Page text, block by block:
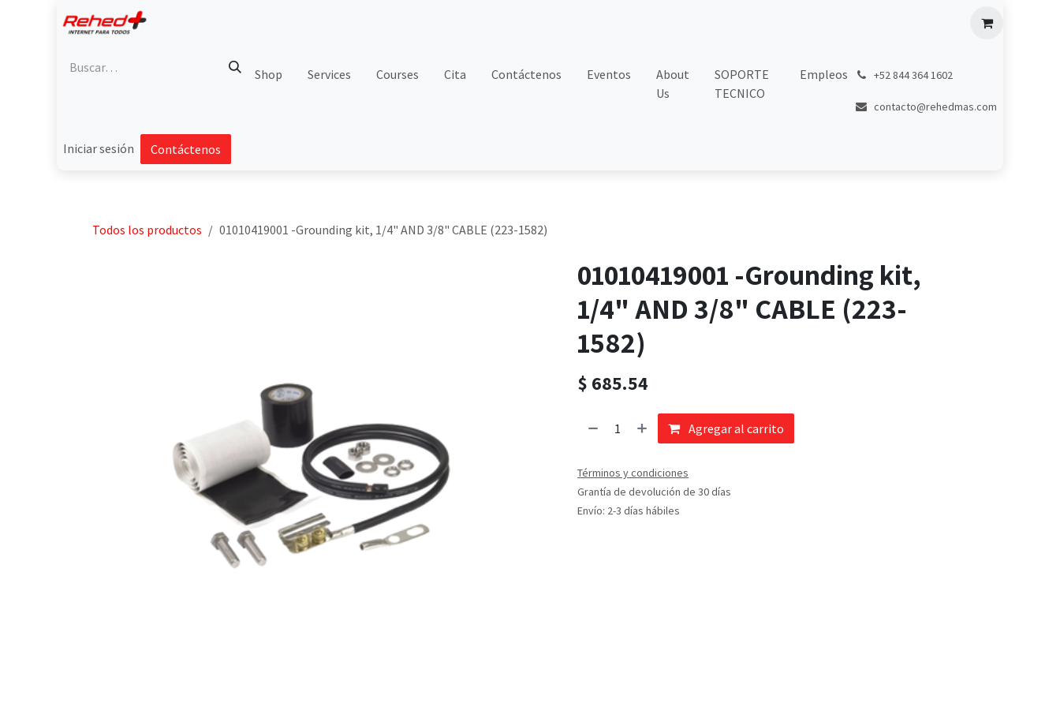
Shop Services Courses Cita Contáctenos Eventos
About
Us
SOPORTE
TECNICO
Empleos +52 844 364 1602
contacto@rehedmas.com
Iniciar sesión Contáctenos
Todos los productos 01010419001 -Grounding kit, 1/4" AND 3/8" CABLE (223-1582)
01010419001 -Grounding kit,
1/4" AND 3/8" CABLE (223-
1582)
$ 685.54
Agregar al carrito
Términos y condiciones
Grantía de devolución de 30 días
Envío: 2-3 días hábiles